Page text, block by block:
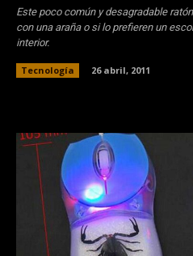
Este poco común y desagradable
con una araña o si lo prefieren un
interior.
Tecnología
26 abril, 2011